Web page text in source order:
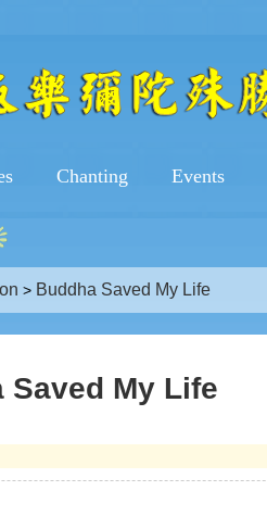
Chanting Events
> Buddha Saved My Life
Saved My Life